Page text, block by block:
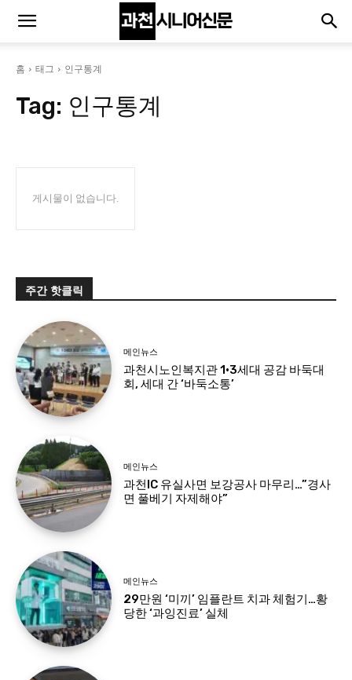
홈 태그 인구통계
Tag: 인구통계
게시물이 없습니다.
주간 핫클릭
메인뉴스
과천시노인복지관 1·3세대 공감 바둑대
회, 세대 간 ‘바둑소통’
메인뉴스
과천IC 유실사면 보강공사 마무리…”경사
면 풀베기 자제해야”
메인뉴스
29만원 ‘미끼’ 임플란트 치과 체험기…황
당한 ‘과잉진료’ 실체